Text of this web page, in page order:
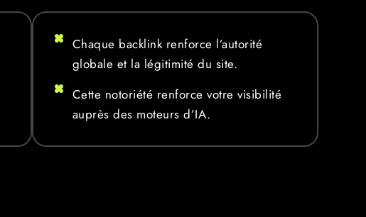
Chaque backlink renforce l’autorité
globale et la légitimité du site.
Cette notoriété renforce votre visibilité
auprès des moteurs d’IA.